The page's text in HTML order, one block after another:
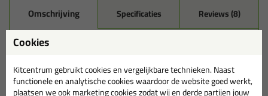
Omschrijving Specificaties Reviews (8)
Zwaluw Cleaner, een goede
ontvetter
Zwaluw Cleaner is een ontvettings- en reinigingsmiddel voor
niet-poreuze ondergronden. Deze ontvetter verwijdert vetsporen
Cookies
Kitcentrum gebruikt cookies en vergelijkbare technieken. Naast
functionele en analytische cookies waardoor de website goed werkt,
plaatsen we ook marketing cookies zodat wij en derde partijen jouw